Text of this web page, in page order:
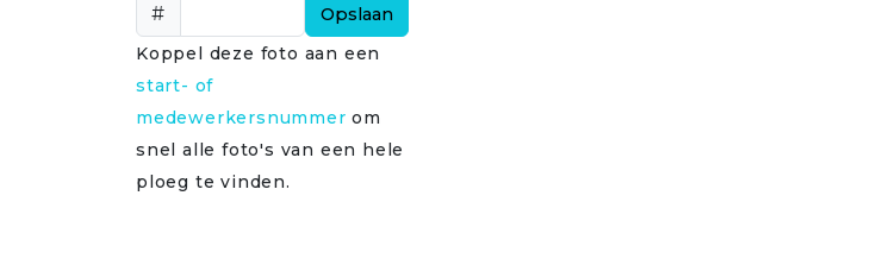
#
Opslaan
Koppel deze foto aan een
start- of
medewerkersnummer om
snel alle foto's van een hele
ploeg te vinden.